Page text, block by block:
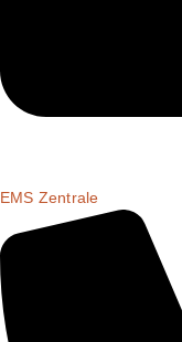
EMS Zentrale